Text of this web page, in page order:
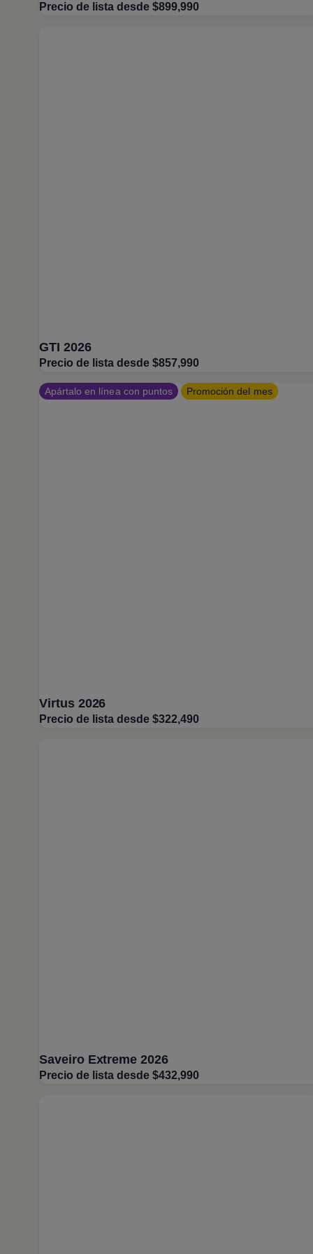
Precio de lista desde $899,990
GTI 2026
Precio de lista desde $857,990
Apártalo en línea con puntos Promoción del mes
Virtus 2026
Precio de lista desde $322,490
Saveiro Extreme 2026
Precio de lista desde $432,990